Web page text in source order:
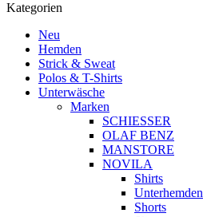
Kategorien
Neu
Hemden
Strick & Sweat
Polos & T-Shirts
Unterwäsche
Marken
SCHIESSER
OLAF BENZ
MANSTORE
NOVILA
Shirts
Unterhemden
Shorts